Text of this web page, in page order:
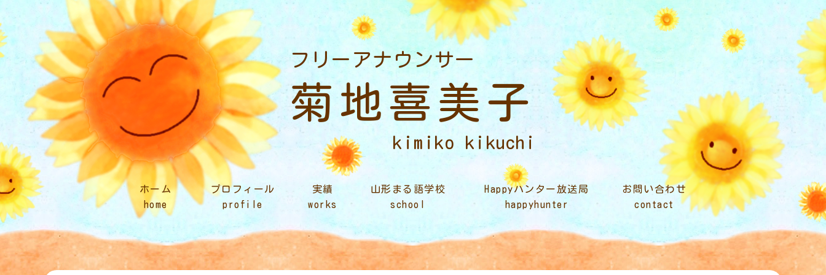
フリーアナウンサー
菊地喜美子
kimiko kikuchi
ホーム
home
プロフィール
profile
実績
works
山形まる語学校
school
Happyハンター放送局
happyhunter
お問い合わせ
contact